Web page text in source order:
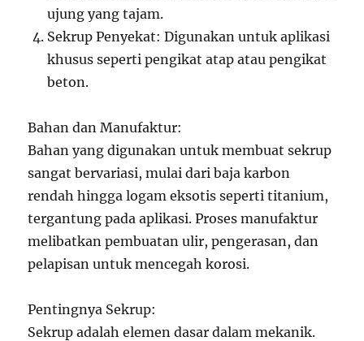
ujung yang tajam.
Sekrup Penyekat: Digunakan untuk aplikasi
khusus seperti pengikat atap atau pengikat
beton.
Bahan dan Manufaktur:
Bahan yang digunakan untuk membuat sekrup
sangat bervariasi, mulai dari baja karbon
rendah hingga logam eksotis seperti titanium,
tergantung pada aplikasi. Proses manufaktur
melibatkan pembuatan ulir, pengerasan, dan
pelapisan untuk mencegah korosi.
Pentingnya Sekrup:
Sekrup adalah elemen dasar dalam mekanik.